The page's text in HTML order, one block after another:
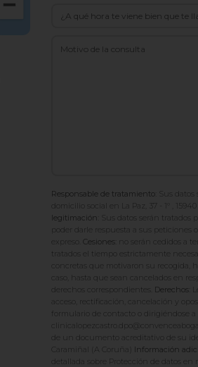
¿A qué hora te viene bien que te
Responsable de tratamiento:
Sus datos
domicilio social en La Paz, 37 - 1º ,
legitimación:
Sus datos serán tratados
poder darle respuesta a sus
Cesiones: no serán cedidos a
tratados el tiempo estrictamente
concretas que motivaron su recogida,
caso, hasta que sean cancelados en
derechos correspondientes. Derechos:
acceso, rectificación, cancelación y
formulario de contacto o dirigiéndose
de un documento acreditativo de su
Caramiñal (A Coruña) Información
detallada sobre Protección de datos en